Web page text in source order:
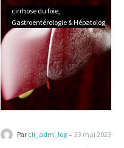
Comprendre
la
cirrhose
du
foie
:
causes
cirrhose du foie
Gastroentérologie & Hépatologie
Par cli_adm_log - 23 mai 2023